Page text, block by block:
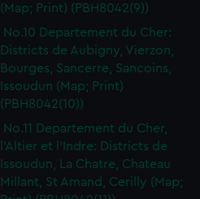
(Map; Print) (PBH8042(9))
No.10 Departement du Cher:
Districts de Aubigny, Vierzon,
Bourges, Sancerre, Sancoins,
Issoudun (Map; Print)
(PBH8042(10))
No.11 Departement du Cher,
l'Altier et l'Indre: Districts de
Issoudun, La Chatre, Chateau
Millant, St Amand, Cerilly (Map;